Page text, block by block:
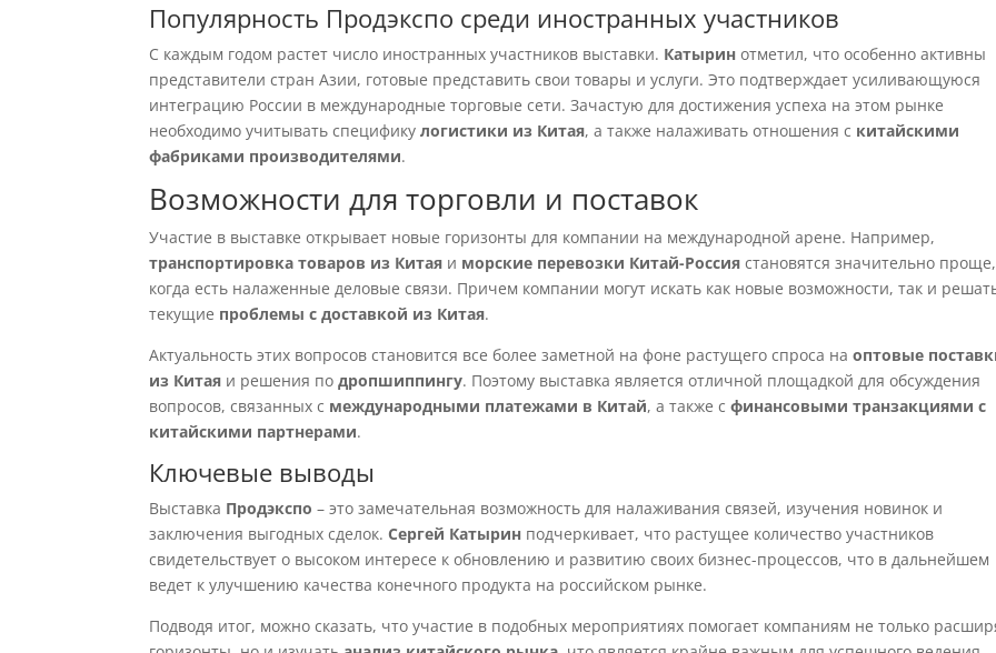
Популярность Продэкспо среди иностранных участников
С каждым годом растет число иностранных участников выставки. Катырин отметил, что особенно активны
представители стран Азии, готовые представить свои товары и услуги. Это подтверждает усиливающуюся
интеграцию России в международные торговые сети. Зачастую для достижения успеха на этом рынке
необходимо учитывать спецификулогистики из Китая, а также налаживать отношения с китайскими
фабриками производителями.
Возможности для торговли и поставок
Участие в выставке открывает новые горизонты для компании на международной арене. Например,
транспортировка товаров из Китая и морские перевозки Китай-Россия становятся значительно проще,
когда есть налаженные деловые связи. Причем компании могут искать как новые возможности, так и
текущие проблемы с доставкой из Китая.
Актуальность этих вопросов становится все более заметной на фоне растущего спроса наоптовые
из Китая и решения подропшиппингу. Поэтому выставка является отличной площадкой для обсуждения
вопросов, связанных с международными платежами в Китай, а также сфинансовыми транзакциями с
китайскими партнерами.
Ключевые выводы
Выставка Продэкспо – это замечательная возможность для налаживания связей, изучения новинок и
заключения выгодных сделок.Сергей Катырин подчеркивает, что растущее количество участников
свидетельствует о высоком интересе к обновлению и развитию своих бизнес-процессов, что в дальнейшем
ведет к улучшению качества конечного продукта на российском рынке.
Подводя итог, можно сказать, что участие в подобных мероприятиях помогает компаниям не только